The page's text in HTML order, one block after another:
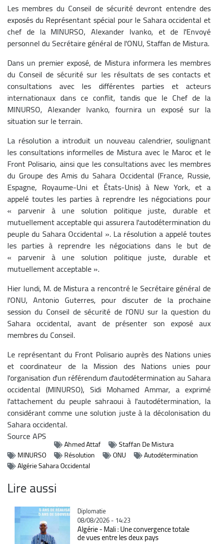
Les membres du Conseil de sécurité devront entendre des
exposés du Représentant spécial pour le Sahara occidental et
chef de la MINURSO, Alexander Ivanko, et de l'Envoyé
personnel du Secrétaire général de l'ONU, Staffan de Mistura.
Dans un premier exposé, de Mistura informera les membres
du Conseil de sécurité sur les résultats de ses contacts et
consultations avec les différentes parties et acteurs
internationaux dans ce conflit, tandis que le Chef de la
MINURSO, Alexander Ivanko, fournira un exposé sur la
situation sur le terrain.
La résolution a introduit un nouveau calendrier, soulignant
les consultations informelles de Mistura avec le Maroc et le
Front Polisario, ainsi que les consultations avec les membres
du Groupe des Amis du Sahara Occidental (France, Russie,
Espagne, Royaume-Uni et États-Unis) à New York, et a
appelé toutes les parties à reprendre les négociations pour
« parvenir à une solution politique juste, durable et
mutuellement acceptable qui assurera l'autodétermination du
peuple du Sahara Occidental ». La résolution a appelé toutes
les parties à reprendre les négociations dans le but de
« parvenir à une solution politique juste, durable et
mutuellement acceptable ».
Hier lundi, M. de Mistura a rencontré le Secrétaire général de
l'ONU, Antonio Guterres, pour discuter de la prochaine
session du Conseil de sécurité de l'ONU sur la question du
Sahara occidental, avant de présenter son exposé aux
membres du Conseil.
Le représentant du Front Polisario auprès des Nations unies
et coordinateur de la Mission des Nations unies pour
l'organisation d'un référendum d'autodétermination au Sahara
occidental (MINURSO), Sidi Mohamed Ammar, a exprimé
l'attachement du peuple sahraoui à l'autodétermination, la
considérant comme une solution juste à la décolonisation du
Sahara occidental.
SourceAPS
Ahmed Attaf
Staffan De Mistura
MINURSO
Résolution ONU
Autodétermination
Algérie Sahara Occidental
Lire aussi
Catégorie
Diplomatie
08/08/2026 - 14:23
Algérie - Mali : Une convergence totale
de vues entre les deux pays